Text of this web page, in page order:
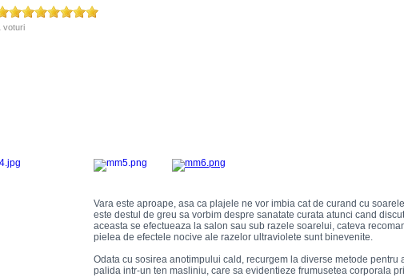
voturi
Vara este aproape, asa ca plajele ne vor imbia cat de curand cu
este destul de greu sa vorbim despre sanatate curata atunci cand
aceasta se efectueaza la salon sau sub razele soarelui, cateva
pielea de efectele nocive ale razelor ultraviolete sunt binevenite.
Odata cu sosirea anotimpului cald, recurgem la diverse metode pentru
palida intr-un ten masliniu, care sa evidentieze frumusetea corporala